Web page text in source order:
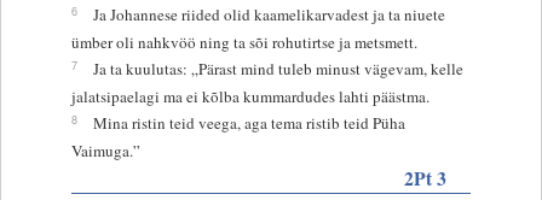
6
Ja Johannese riided olid kaamelikarvadest ja ta niuete
ümber oli nahkvöö ning ta sõi rohutirtse ja metsmett.
7
Ja ta kuulutas: „Pärast mind tuleb minust vägevam, kelle
jalatsipaelagi ma ei kõlba kummardudes lahti päästma.
8
Mina ristin teid veega, aga tema ristib teid Püha
Vaimuga.”
2Pt 3